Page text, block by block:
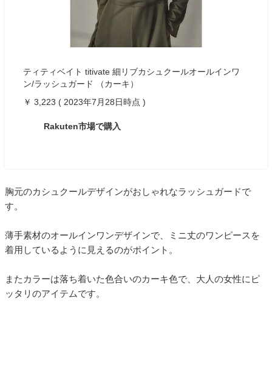
ティティベイト titivate 細リブカシュクールオールインワ
ン/ラッシュガード （カーキ）
￥ 3,223 ( 2023年7月28日時点 )
Rakuten市場で購入
胸元のカシュクールデザインがおしゃれなラッシュガードで
す。
薄手素材のオールインワンデザインで、ミニ丈のワンピースを
着用しているように見えるのがポイント。
またカラーは落ち着いた色合いのカーキ色で、大人の女性にピ
ッタリのアイテムです。